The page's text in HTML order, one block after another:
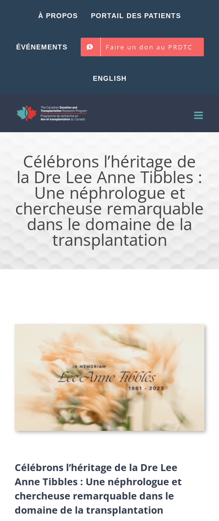
À PROPOS PORTAIL DES PATIENTS
ÉVÉNEMENTS Faire un don au PRDTC
ENGLISH
Célébrons l’héritage de
la Dre Lee Anne Tibbles :
Une néphrologue et
chercheuse remarquable
dans le domaine de la
transplantation
Célébrons l’héritage de la Dre Lee
Anne Tibbles : Une néphrologue et
chercheuse remarquable dans le
domaine de la transplantation